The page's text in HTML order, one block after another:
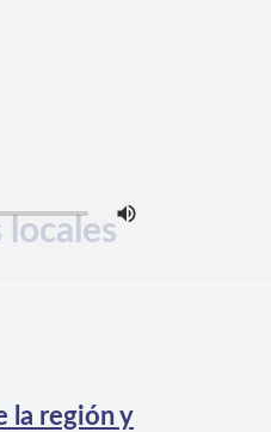
la región y